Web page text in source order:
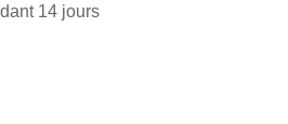
14 jours